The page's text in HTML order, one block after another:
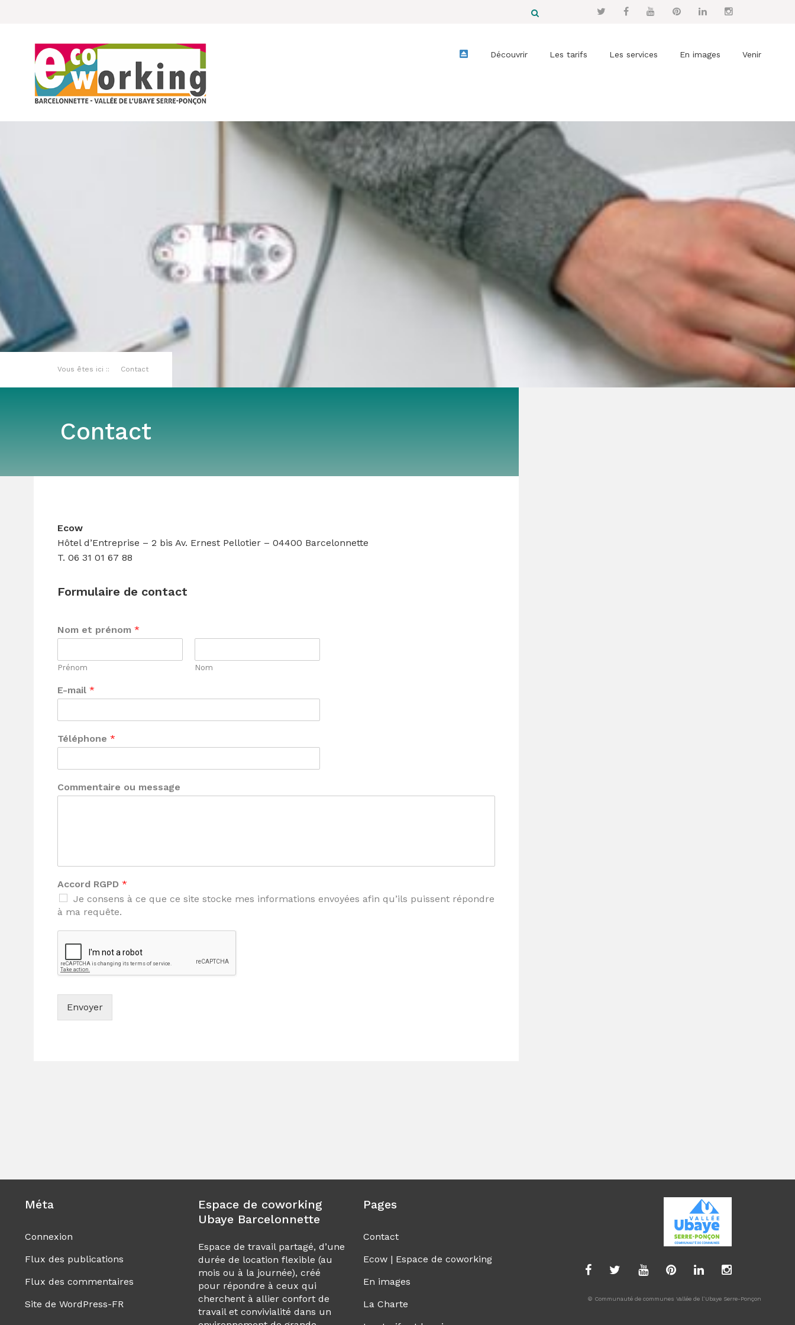
Découvrir Les tarifs Les services En images Venir
Vous êtes ici :: Contact
Contact
Ecow
Hôtel d’Entreprise – 2 bis Av. Ernest Pellotier – 04400 Barcelonnette
T. 06 31 01 67 88
Formulaire de contact
Nom et prénom *
Prénom Nom
E-mail *
Téléphone *
Commentaire ou message
Accord RGPD *
Je consens à ce que ce site stocke mes informations envoyées afin qu’ils puissent répondre
à ma requête.
Envoyer
Méta
Connexion
Flux des publications
Flux des commentaires
Site de WordPress-FR
Espace de coworking
Ubaye Barcelonnette
Espace de travail partagé, d’une
durée de location flexible (au
mois ou à la journée), créé
pour répondre à ceux qui
cherchent à allier confort de
travail et convivialité dans un
Pages
Contact
Ecow | Espace de coworking
En images
La Charte
© Communauté de communes Vallée de l’Ubaye Serre-Ponçon